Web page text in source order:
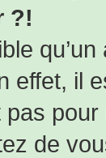
?!
effet, il
pas
de